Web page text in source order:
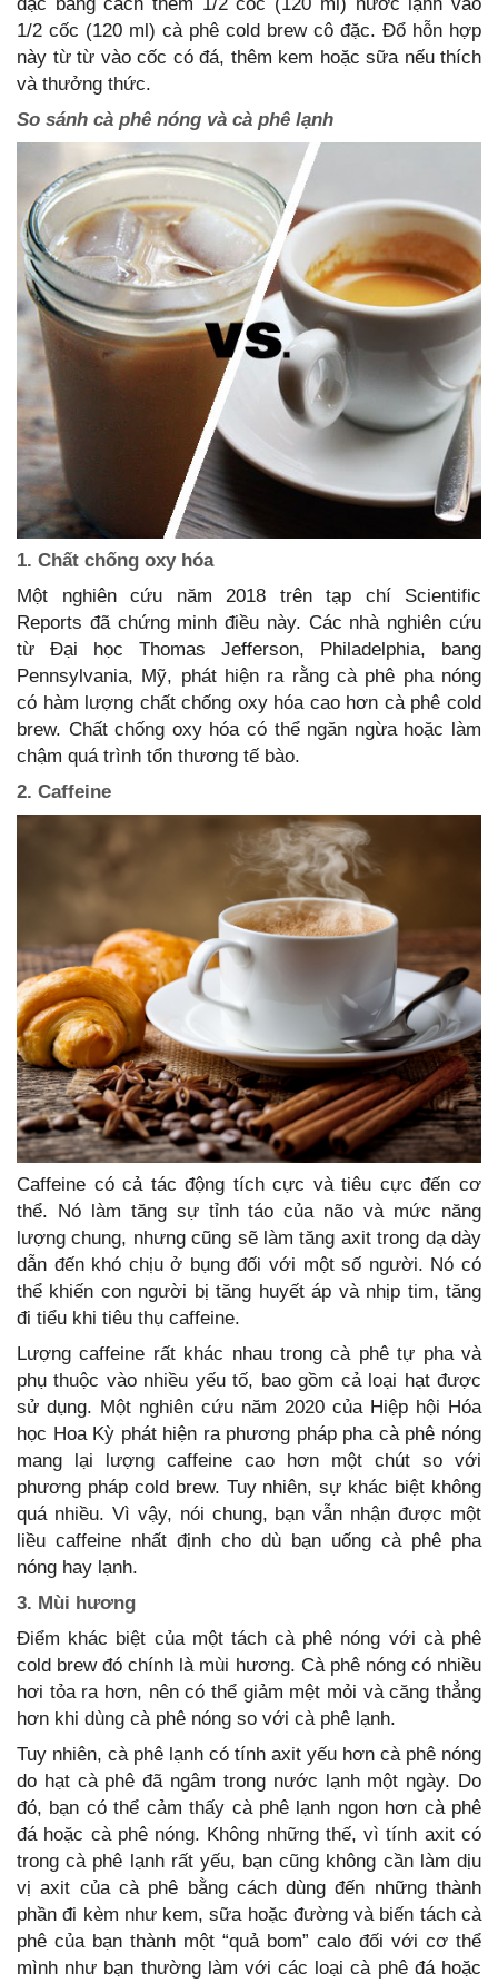
đặc bằng cách thêm 1/2 cốc (120 ml) nước lạnh vào
1/2 cốc (120 ml) cà phê cold brew cô đặc. Đổ hỗn hợp
này từ từ vào cốc có đá, thêm kem hoặc sữa nếu thích
và thưởng thức.
So sánh cà phê nóng và cà phê lạnh
1. Chất chống oxy hóa
Một nghiên cứu năm 2018 trên tạp chí Scientific
Reports đã chứng minh điều này. Các nhà nghiên cứu
từ Đại học Thomas Jefferson, Philadelphia, bang
Pennsylvania, Mỹ, phát hiện ra rằng cà phê pha nóng
có hàm lượng chất chống oxy hóa cao hơn cà phê cold
brew. Chất chống oxy hóa có thể ngăn ngừa hoặc làm
chậm quá trình tổn thương tế bào.
2. Caffeine
Caffeine có cả tác động tích cực và tiêu cực đến cơ
thể. Nó làm tăng sự tỉnh táo của não và mức năng
lượng chung, nhưng cũng sẽ làm tăng axit trong dạ dày
dẫn đến khó chịu ở bụng đối với một số người. Nó có
thể khiến con người bị tăng huyết áp và nhịp tim, tăng
đi tiểu khi tiêu thụ caffeine.
Lượng caffeine rất khác nhau trong cà phê tự pha và
phụ thuộc vào nhiều yếu tố, bao gồm cả loại hạt được
sử dụng. Một nghiên cứu năm 2020 của Hiệp hội Hóa
học Hoa Kỳ phát hiện ra phương pháp pha cà phê nóng
mang lại lượng caffeine cao hơn một chút so với
phương pháp cold brew. Tuy nhiên, sự khác biệt không
quá nhiều. Vì vậy, nói chung, bạn vẫn nhận được một
liều caffeine nhất định cho dù bạn uống cà phê pha
nóng hay lạnh.
3. Mùi hương
Điểm khác biệt của một tách cà phê nóng với cà phê
cold brew đó chính là mùi hương. Cà phê nóng có nhiều
hơi tỏa ra hơn, nên có thể giảm mệt mỏi và căng thẳng
hơn khi dùng cà phê nóng so với cà phê lạnh.
Tuy nhiên, cà phê lạnh có tính axit yếu hơn cà phê nóng
do hạt cà phê đã ngâm trong nước lạnh một ngày. Do
đó, bạn có thể cảm thấy cà phê lạnh ngon hơn cà phê
đá hoặc cà phê nóng. Không những thế, vì tính axit có
trong cà phê lạnh rất yếu, bạn cũng không cần làm dịu
vị axit của cà phê bằng cách dùng đến những thành
phần đi kèm như kem, sữa hoặc đường và biến tách cà
phê của bạn thành một “quả bom” calo đối với cơ thể
mình như bạn thường làm với các loại cà phê đá hoặc